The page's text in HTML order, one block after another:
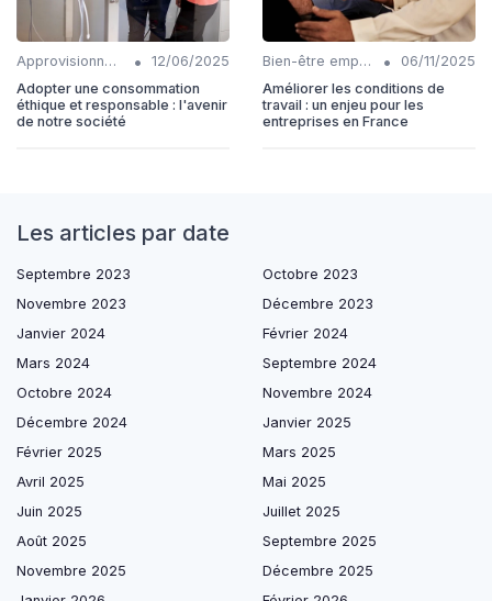
Approvisionnements responsables •
12/06/2025
Adopter une consommation
éthique et responsable : l'avenir
de notre société
Bien-être employés •
06/11/2025
Améliorer les conditions de
travail : un enjeu pour les
entreprises en France
Les articles par date
Septembre 2023
Octobre 2023
Novembre 2023
Décembre 2023
Janvier 2024
Février 2024
Mars 2024
Septembre 2024
Octobre 2024
Novembre 2024
Décembre 2024
Janvier 2025
Février 2025
Mars 2025
Avril 2025
Mai 2025
Juin 2025
Juillet 2025
Août 2025
Septembre 2025
Novembre 2025
Décembre 2025